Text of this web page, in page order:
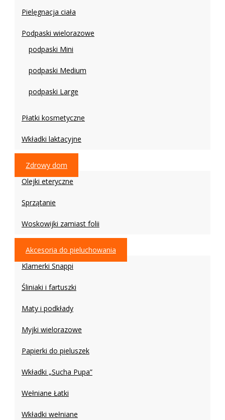
Pielęgnacja ciała
Podpaski wielorazowe
podpaski Mini
podpaski Medium
podpaski Large
Płatki kosmetyczne
Wkładki laktacyjne
Zdrowy dom
Olejki eteryczne
Sprzątanie
Woskowijki zamiast folii
Akcesoria do pieluchowania
Klamerki Snappi
Śliniaki i fartuszki
Maty i podkłady
Myjki wielorazowe
Papierki do pieluszek
Wkładki „Sucha Pupa”
Wełniane Łatki
Wkładki wełniane